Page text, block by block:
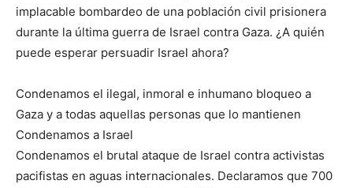
implacable bombardeo de una población civil prisionera
durante la última guerra de Israel contra Gaza. ¿A quién
puede esperar persuadir Israel ahora?
Condenamos el ilegal, inmoral e inhumano bloqueo a
Gaza y a todas aquellas personas que lo mantienen
Condenamos a Israel
Condenamos el brutal ataque de Israel contra activistas
pacifistas en aguas internacionales. Declaramos que 700